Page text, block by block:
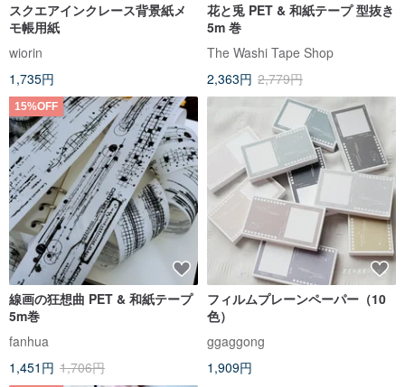
スクエアインクレース背景紙メ
モ帳用紙
wiorin
1,735円
花と兎 PET & 和紙テープ 型抜き
5m 巻
The Washi Tape Shop
2,363円 2,779円
15%OFF
線画の狂想曲 PET & 和紙テープ
5m巻
fanhua
1,451円 1,706円
フィルムプレーンペーパー（10
色）
ggaggong
1,909円